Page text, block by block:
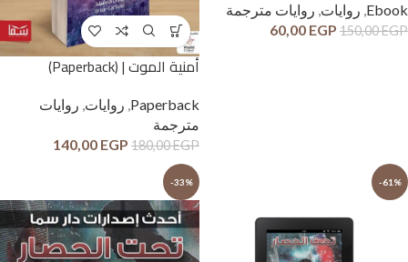
Ebook
, روايات, روايات مترجمة
150,00EGP
60,00 EGP
أمنية الموت | (Paperback)
Paperback روايات روايات
مترجمة
180,00EGP
140,00 EGP
-61%
-33%